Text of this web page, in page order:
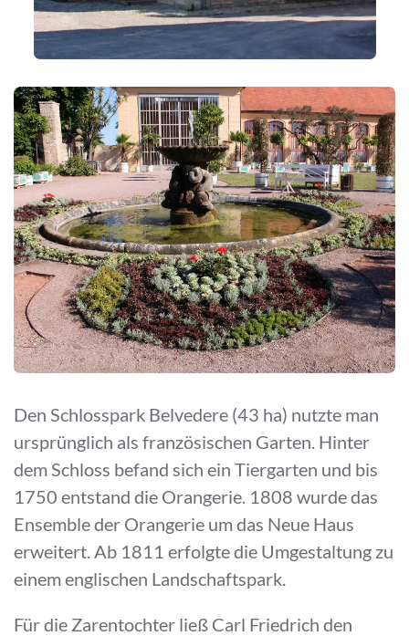
Den Schlosspark Belvedere (43 ha) nutzte man
ursprünglich als französischen Garten. Hinter
dem Schloss befand sich ein Tiergarten und bis
1750 entstand die Orangerie. 1808 wurde das
Ensemble der Orangerie um das Neue Haus
erweitert. Ab 1811 erfolgte die Umgestaltung zu
einem englischen Landschaftspark.
Für die Zarentochter ließ Carl Friedrich den